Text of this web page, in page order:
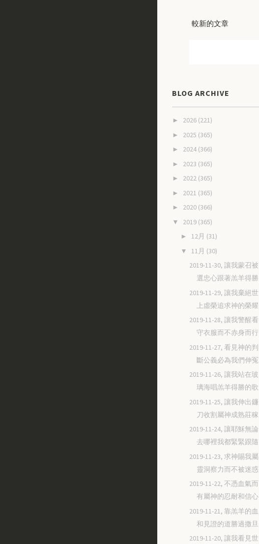
較新的文章
BLOG ARCHIVE
► 2026 (221)
► 2025 (365)
► 2024 (366)
► 2023 (365)
► 2022 (365)
► 2021 (365)
► 2020 (366)
▼ 2019 (365)
► 12月 (31)
▼ 11月 (30)
2019-11-30, 讓我蒙召被
選忠心跟著羔羊得勝
2019-11-29, 讓我棄絕世
上虛榮追求神的榮耀
2019-11-28, 讓我警醒看
守衣服而不赤身而行
2019-11-27, 看見神的判
斷公義必為我們伸冤
2019-11-26, 讓我站在玻
璃海唱羔羊得勝的歌
2019-11-25, 讓我伸出鐮
刀收割屬神成熟莊稼
2019-11-24, 讓耶穌無論
去哪裡我都緊緊跟隨
2019-11-23, 求神賜我屬
靈洞察力而不被迷惑
2019-11-22, 不憑血氣而
有屬神的忍耐和信心
2019-11-21, 靠羔羊的血
和見證的道勝過撒旦
2019-11-20, 讓我看見世